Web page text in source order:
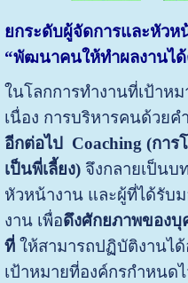
ยกระดับผู้จัดการและหัวห
“พัฒนาคนให้ทำผลงานได้
ในโลกการทำงานที่เป้าห
เนื่อง การบริหารคนด้วยค
อีกต่อไป Coaching (การ
เป็นพี่เลี้ยง) จึงกลายเป็น
หัวหน้างาน และผู้ที่ได้รั
งาน เพื่อดึงศักยภาพของบุ
ที่ ให้สามารถปฏิบัติงานไ
เป้าหมายที่องค์กรกำหนด